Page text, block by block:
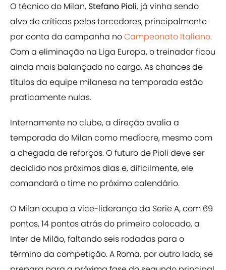
O técnico do Milan, Stefano Pioli, já vinha sendo
alvo de críticas pelos torcedores, principalmente
por conta da campanha noCampeonato Italiano.
Com a eliminação na Liga Europa, o treinador ficou
ainda mais balançado no cargo. As chances de
títulos da equipe milanesa na temporada estão
praticamente nulas.
Internamente no clube, a direção avalia a
temporada do Milan como medíocre, mesmo com
a chegada de reforços. O futuro de Pioli deve ser
decidido nos próximos dias e, dificilmente, ele
comandará o time no próximo calendário.
O Milan ocupa a vice-liderança da Serie A, com 69
pontos, 14 pontos atrás do primeiro colocado, a
Inter de Milão, faltando seis rodadas para o
término da competição. A Roma, por outro lado, se